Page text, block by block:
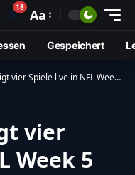
🔔18 Aa
Gespeichert
vier Spiele live in NFL Week 5
vier
Week 5